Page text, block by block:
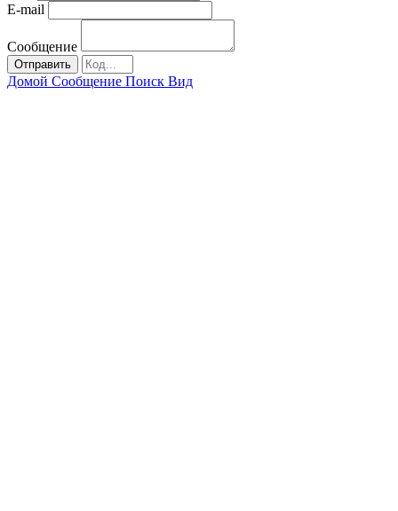
E-mail
Сообщение
Отправить
Домой Сообщение Поиск Вид